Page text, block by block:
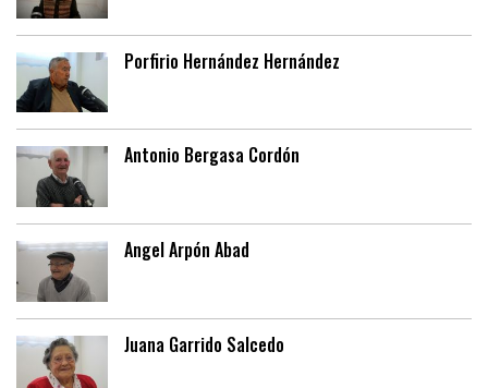
Porfirio Hernández Hernández
Antonio Bergasa Cordón
Angel Arpón Abad
Juana Garrido Salcedo